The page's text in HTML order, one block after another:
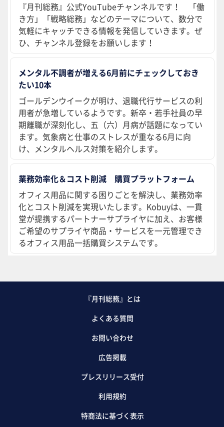
『月刊総務』公式YouTubeチャンネルです！ 「働
き方」「戦略総務」などのテーマについて、数分で
気軽にキャッチできる情報を発信していきます。ぜ
ひ、チャンネル登録をお願いします！
メンタル不調者が増える6月前にチェックしておき
たい10本
ゴールデンウイークが明け、退職代行サービスの利
用者が急増しているようです。新卒・若手社員の早
期離職が深刻化し、五（六）月病が話題になってい
ます。気象病と仕事のストレスが重なる6月に向
け、メンタルヘルス対策を紹介します。
業務効率化＆コスト削減 購買プラットフォーム
オフィス用品に関する困りごとを解決し、業務効率
化とコスト削減を実現いたします。Kobuyは、一貫
堂が提携するパートナーサプライヤに加え、お客様
ご希望のサプライヤ商品・サービスを一元管理でき
るオフィス用品一括購買システムです。
『月刊総務』とは
よくある質問
お問い合わせ
広告掲載
プレスリリース受付
利用規約
特商法に基づく表示